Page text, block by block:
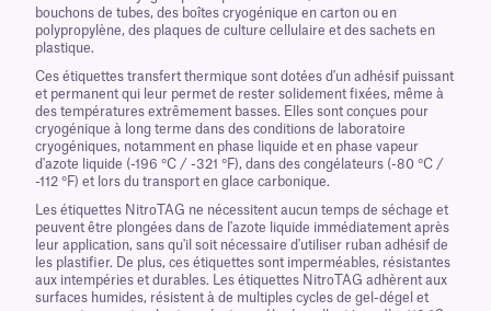
bouchons de tubes, des boîtes cryogénique en carton ou en
polypropylène, des plaques de culture cellulaire et des sachets en
plastique.
Ces étiquettes transfert thermique sont dotées d'un adhésif puissant
et permanent qui leur permet de rester solidement fixées, même à
des températures extrêmement basses. Elles sont conçues pour
cryogénique à long terme dans des conditions de laboratoire
cryogéniques, notamment en phase liquide et en phase vapeur
d'azote liquide (-196 °C / -321 °F), dans des congélateurs (-80 °C /
-112 °F) et lors du transport en glace carbonique.
Les étiquettes NitroTAG ne nécessitent aucun temps de séchage et
peuvent être plongées dans de l'azote liquide immédiatement après
leur application, sans qu'il soit nécessaire d'utiliser ruban adhésif de
les plastifier. De plus, ces étiquettes sont imperméables, résistantes
aux intempéries et durables. Les étiquettes NitroTAG adhèrent aux
surfaces humides, résistent à de multiples cycles de gel-dégel et